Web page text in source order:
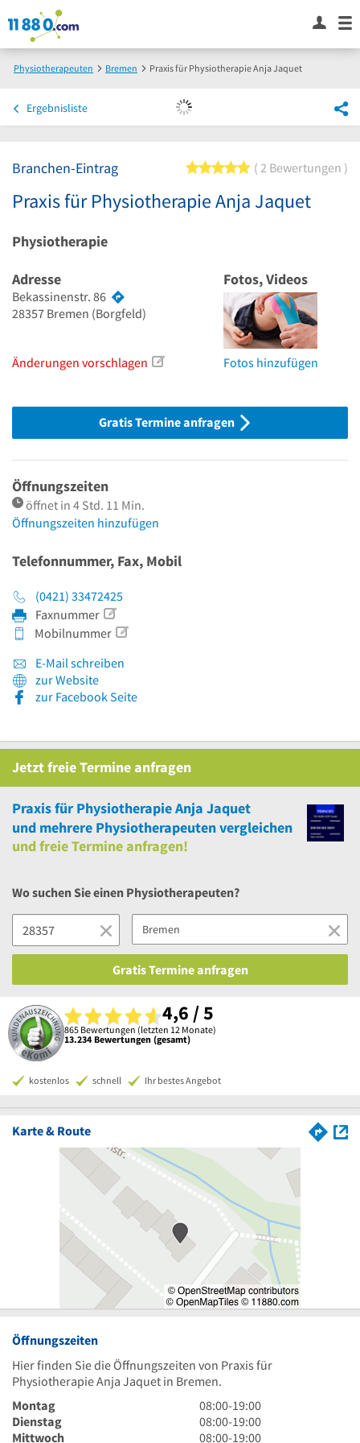
Physiotherapeuten Bremen Praxis für Physiotherapie Anja Jaquet
Ergebnisliste
Branchen-Eintrag 5 von 5 Sternen
2 Bewertungen
Praxis für Physiotherapie Anja Jaquet
Physiotherapie
Adresse
Bekassinenstr. 86
28357 Bremen (Borgfeld)
Änderungen vorschlagen
Fotos, Videos
Fotos hinzufügen
Gratis Termine anfragen
Öffnungszeiten
öffnet in 4 Std. 11 Min.
Öffnungszeiten hinzufügen
Telefonnummer, Fax, Mobil
(0421) 33472425
Faxnummer
Mobilnummer
E-Mail schreiben
zur Website
zur Facebook Seite
JetztfreieTermine anfragen
Praxis für Physiotherapie Anja Jaquet
und mehrere Physiotherapeuten vergleichen
undfreieTermine anfragen!
Wo suchen Sie einen Physiotherapeuten?
Gratis Termine anfragen
4,6 / 5
865 Bewertungen (letzten 12 Monate)
13.234 Bewertungen (gesamt)
kostenlos schnell Ihr bestes Angebot
Karte & Route
Öffnungszeiten
Hier finden Sie die Öffnungszeiten von Praxis für
Physiotherapie Anja Jaquet in Bremen.
Montag
8
Uhr
bis
08:00-19:00
Dienstag
8
Uhr
08:00-19:00
Mittwoch
8
08:00-19:00